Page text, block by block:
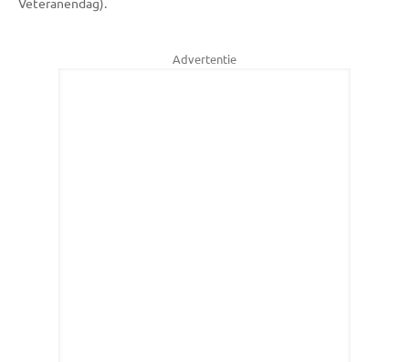
Advertentie